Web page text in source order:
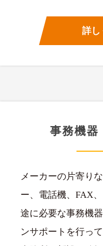
詳し
事務機器
メーカーの片寄り
ー、電話機、FAX
途に必要な事務機
ンサポートを行って